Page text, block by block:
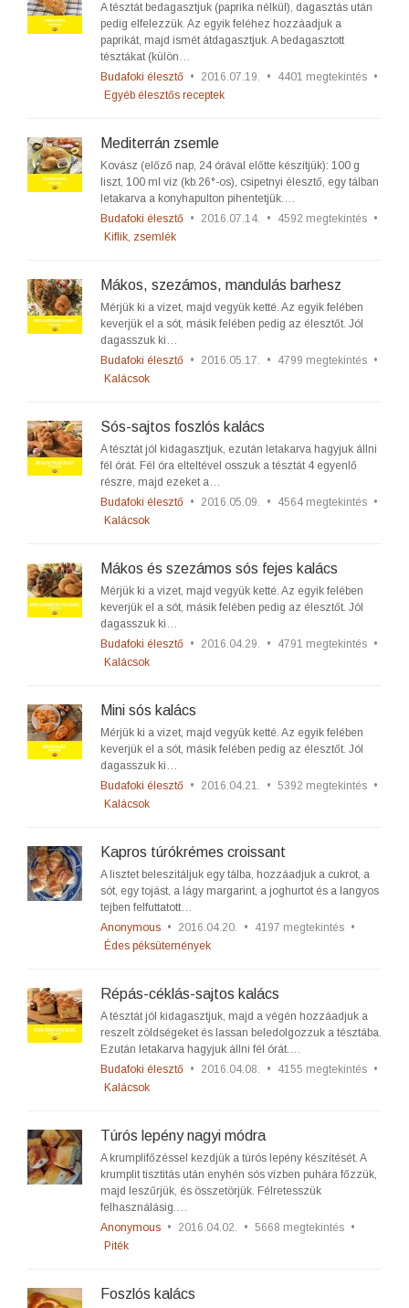
A tésztát bedagasztjuk (paprika nélkül), dagasztás után
pedig elfelezzük. Az egyik feléhez hozzáadjuk a
paprikát, majd ismét átdagasztjuk. A bedagasztott
tésztákat (külön…
Budafoki élesztő • 2016.07.19. • 4401 megtekintés •
Egyéb élesztős receptek
Mediterrán zsemle
Kovász (előző nap, 24 órával előtte készítjük): 100 g
liszt, 100 ml víz (kb.26°-os), csipetnyi élesztő, egy tálban
letakarva a konyhapulton pihentetjük.…
Budafoki élesztő • 2016.07.14. • 4592 megtekintés •
Kiflik, zsemlék
Mákos, szezámos, mandulás barhesz
Mérjük ki a vizet, majd vegyük ketté. Az egyik felében
keverjük el a sót, másik felében pedig az élesztőt. Jól
dagasszuk ki…
Budafoki élesztő • 2016.05.17. • 4799 megtekintés •
Kalácsok
Sós-sajtos foszlós kalács
A tésztát jól kidagasztjuk, ezután letakarva hagyjuk állni
fél órát. Fél óra elteltével osszuk a tésztát 4 egyenlő
részre, majd ezeket a…
Budafoki élesztő • 2016.05.09. • 4564 megtekintés •
Kalácsok
Mákos és szezámos sós fejes kalács
Mérjük ki a vizet, majd vegyük ketté. Az egyik felében
keverjük el a sót, másik felében pedig az élesztőt. Jól
dagasszuk ki…
Budafoki élesztő • 2016.04.29. • 4791 megtekintés •
Kalácsok
Mini sós kalács
Mérjük ki a vizet, majd vegyük ketté. Az egyik felében
keverjük el a sót, másik felében pedig az élesztőt. Jól
dagasszuk ki…
Budafoki élesztő • 2016.04.21. • 5392 megtekintés •
Kalácsok
Kapros túrókrémes croissant
A lisztet beleszitáljuk egy tálba, hozzáadjuk a cukrot, a
sót, egy tojást, a lágy margarint, a joghurtot és a langyos
tejben felfuttatott…
Anonymous • 2016.04.20. • 4197 megtekintés •
Édes péksütemények
Répás-céklás-sajtos kalács
A tésztát jól kidagasztjuk, majd a végén hozzáadjuk a
reszelt zöldségeket és lassan beledolgozzuk a tésztába.
Ezután letakarva hagyjuk állni fél órát.…
Budafoki élesztő • 2016.04.08. • 4155 megtekintés •
Kalácsok
Túrós lepény nagyi módra
A krumplifőzéssel kezdjük a túrós lepény készítését. A
krumplit tisztítás után enyhén sós vízben puhára főzzük,
majd leszűrjük, és összetörjük. Félretesszük
felhasználásig.…
Anonymous • 2016.04.02. • 5668 megtekintés •
Piték
Foszlós kalács